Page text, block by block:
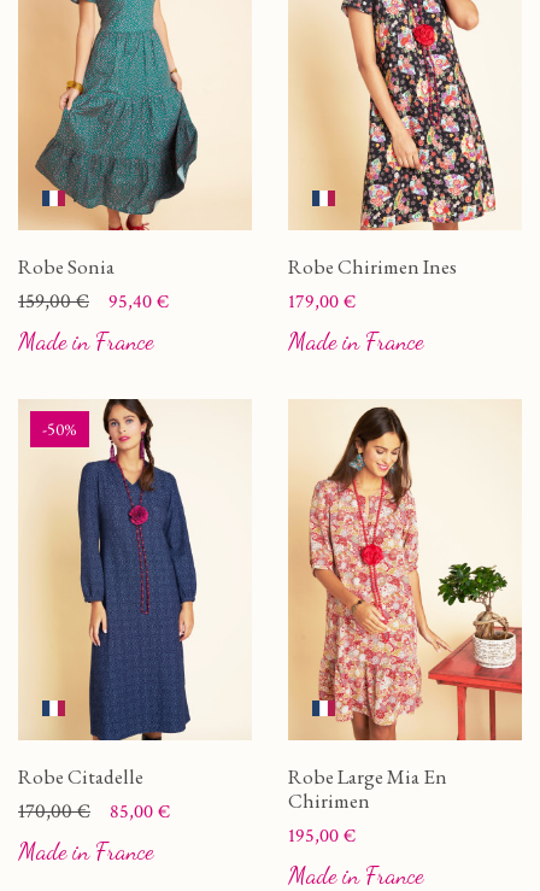
Robe Sonia
Prix
Prix de base
159,00 € 95,40 €
Made in France
Robe Chirimen Ines
Prix
179,00 €
Made in France
-50%
Robe Citadelle
Prix
Prix de base
170,00 € 85,00 €
Made in France
Robe Large Mia En
Chirimen
Prix
195,00 €
Made in France